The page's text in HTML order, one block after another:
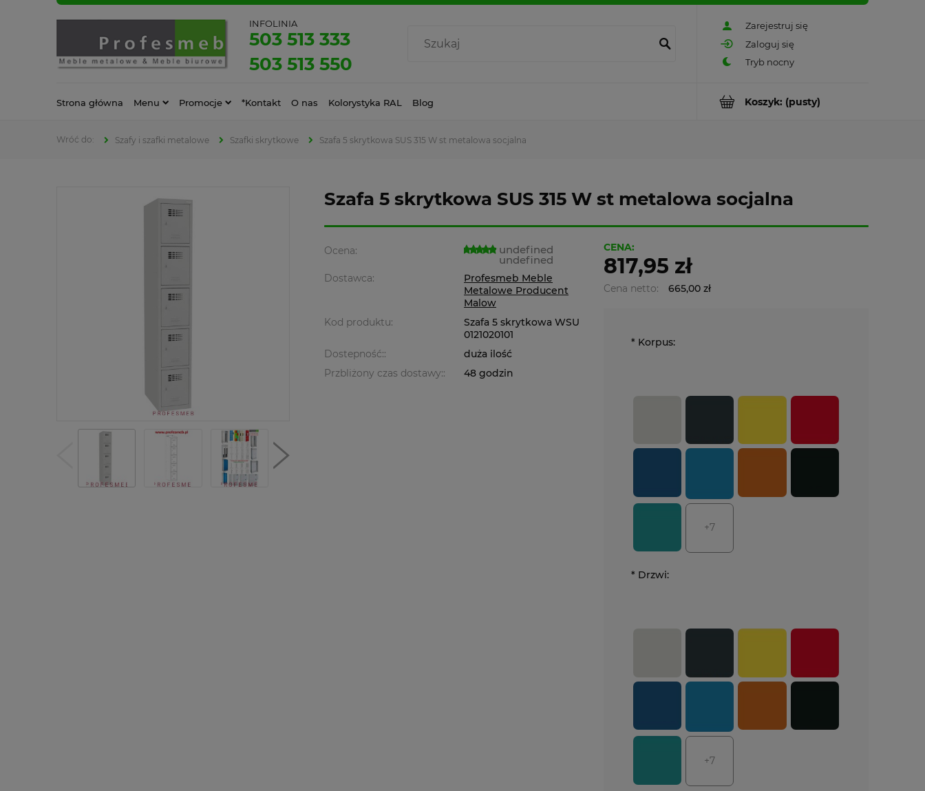
Zarejestruj się
Zaloguj się
INFOLINIA
503 513 333
503 513 550
Koszyk: (pusty)
Strona główna Menu Promocje *Kontakt O nas Kolorystyka RAL Blog
Szafy i szafki metalowe Szafki skrytkowe Szafa 5 skrytkowa SUS 315 W st metalowa socjalna
Szafa 5 skrytkowa SUS 315 W st metalowa socjalna
Ocena: undefined
undefined
Dostawca:
Profesmeb Meble
Metalowe Producent
Malow
Kod produktu:
Szafa 5 skrytkowa WSU
0121020101
Dostepność::
duża ilość
Przbliżony czas dostawy::
48 godzin
CENA:
817,95 zł
Cena netto: 665,00 zł
* Korpus:
+7
* Drzwi:
+7